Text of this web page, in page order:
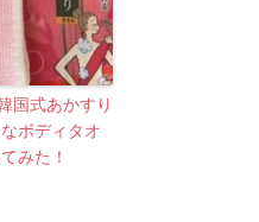
国式あかすり
ボディタオ
みた！